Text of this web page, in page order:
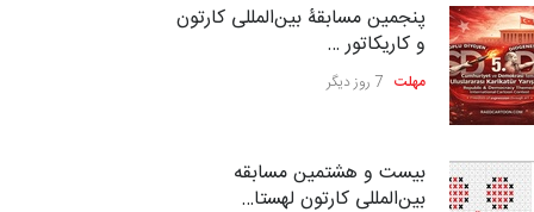
پنجمین مسابقۀ بین‌المللی کارتون
و کاریکاتور …
مهلت 7 روز دیگر
بیست و هشتمین مسابقه
بین‌المللی کارتون لهستا…